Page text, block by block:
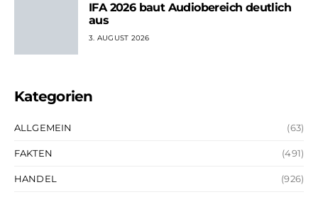
IFA 2026 baut Audiobereich deutlich
aus
3. AUGUST 2026
Kategorien
ALLGEMEIN (63)
FAKTEN (491)
HANDEL (926)